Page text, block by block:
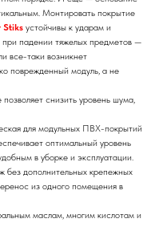
Монтировать покрытие
Stiks устойчивы к ударам и
при падении тяжелых предметов —
все-таки возникнет
поврежденный модуль, а не
позволяет снизить уровень шума,
для модульных ПВХ-покрытий
оптимальный уровень
в уборке и эксплуатации.
без дополнительных крепежных
из одного помещения в
маслам, многим кислотам и